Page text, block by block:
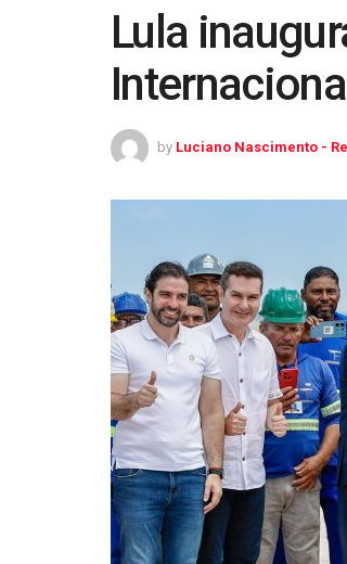
Lula
by Luciano Nascimento -